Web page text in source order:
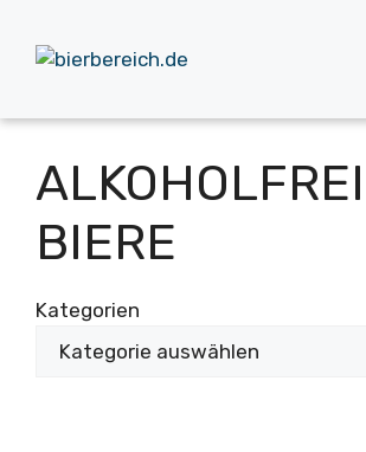
Inhalt
springen
BIERE
Kategorien